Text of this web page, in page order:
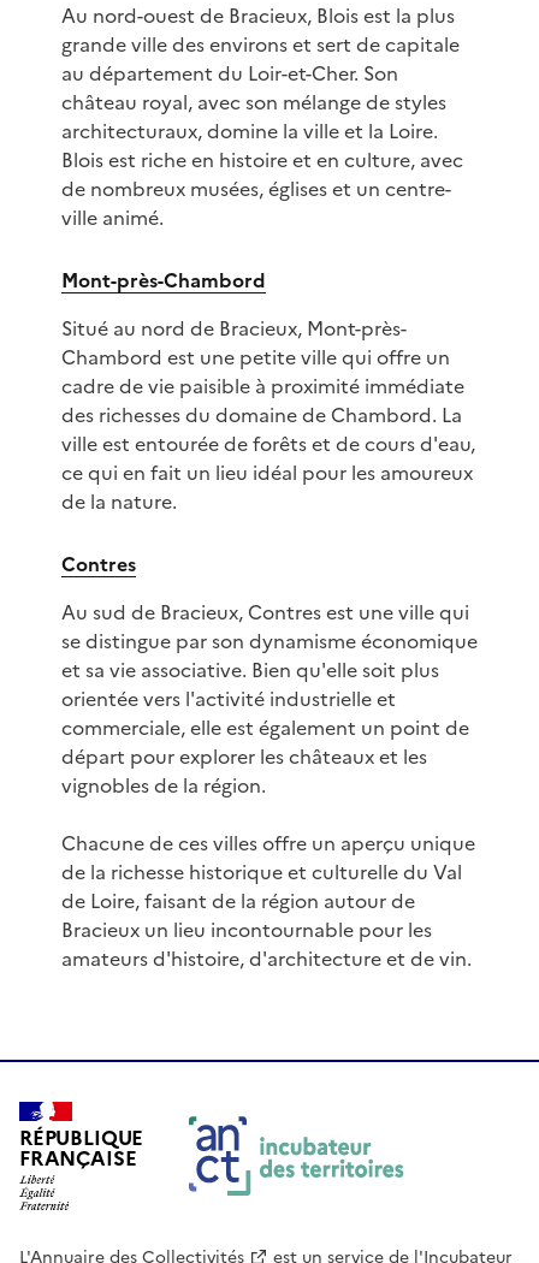
Au nord-ouest de Bracieux, Blois est la plus
grande ville des environs et sert de capitale
au département du Loir-et-Cher. Son
château royal, avec son mélange de styles
architecturaux, domine la ville et la Loire.
Blois est riche en histoire et en culture, avec
de nombreux musées, églises et un centre-
ville animé.
Mont-près-Chambord
Situé au nord de Bracieux, Mont-près-
Chambord est une petite ville qui offre un
cadre de vie paisible à proximité immédiate
des richesses du domaine de Chambord. La
ville est entourée de forêts et de cours d'eau,
ce qui en fait un lieu idéal pour les amoureux
de la nature.
Contres
Au sud de Bracieux, Contres est une ville qui
se distingue par son dynamisme économique
et sa vie associative. Bien qu'elle soit plus
orientée vers l'activité industrielle et
commerciale, elle est également un point de
départ pour explorer les châteaux et les
vignobles de la région.
Chacune de ces villes offre un aperçu unique
de la richesse historique et culturelle du Val
de Loire, faisant de la région autour de
Bracieux un lieu incontournable pour les
amateurs d'histoire, d'architecture et de vin.
RÉPUBLIQUE
FRANÇAISE
L'Annuaire des Collectivités est un service de l'Incubateur